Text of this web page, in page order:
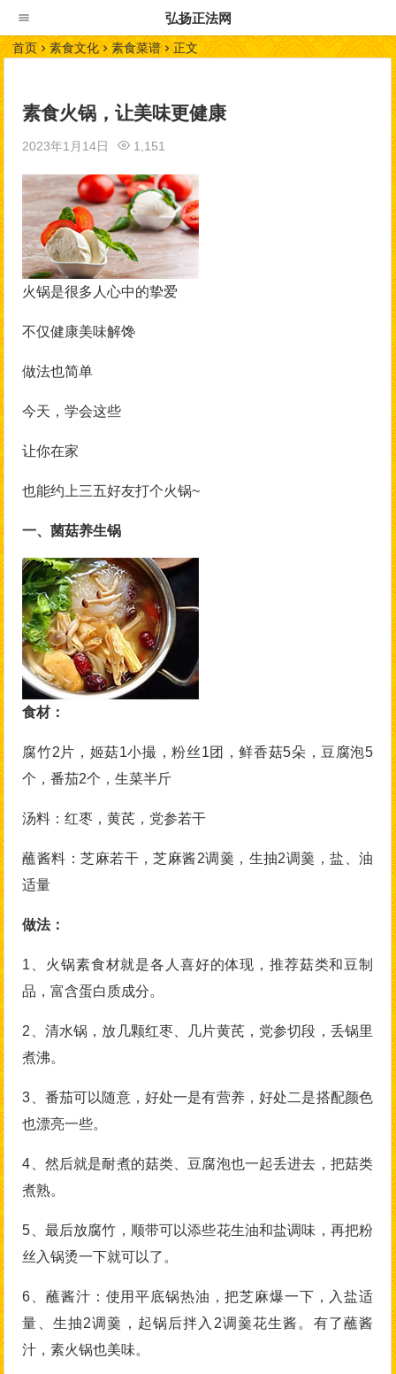
弘扬正法网
首页 素食文化 素食菜谱 正文
素食火锅，让美味更健康
2023年1月14日 1,151
火锅是很多人心中的挚爱
不仅健康美味解馋
做法也简单
今天，学会这些
让你在家
也能约上三五好友打个火锅~
一、菌菇养生锅
食材：
腐竹2片，姬菇1小撮，粉丝1团，鲜香菇5朵，豆腐泡5
个，番茄2个，生菜半斤
汤料：红枣，黄芪，党参若干
蘸酱料：芝麻若干，芝麻酱2调羹，生抽2调羹，盐、油
适量
做法：
1、火锅素食材就是各人喜好的体现，推荐菇类和豆制
品，富含蛋白质成分。
2、清水锅，放几颗红枣、几片黄芪，党参切段，丢锅里
煮沸。
3、番茄可以随意，好处一是有营养，好处二是搭配颜色
也漂亮一些。
4、然后就是耐煮的菇类、豆腐泡也一起丢进去，把菇类
煮熟。
5、最后放腐竹，顺带可以添些花生油和盐调味，再把粉
丝入锅烫一下就可以了。
6、蘸酱汁：使用平底锅热油，把芝麻爆一下，入盐适
量、生抽2调羹，起锅后拌入2调羹花生酱。有了蘸酱
汁，素火锅也美味。